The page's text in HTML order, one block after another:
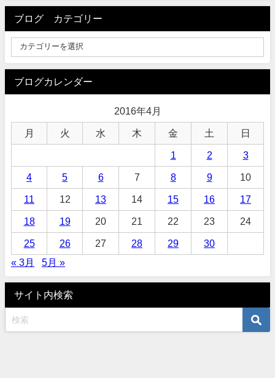
ブログ カテゴリー
ブログカレンダー
2016年4月
月 火 水 木 金 土 日
1 2 3
4 5 6 7 8 9 10
11 12 13 14 15 16 17
18 19 20 21 22 23 24
25 26 27 28 29
30
« 3月
5月 »
サイト内検索